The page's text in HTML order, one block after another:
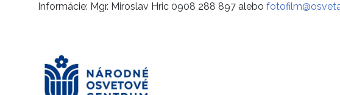
Informácie: Mgr. Miroslav Hric 0908 288 897 alebo